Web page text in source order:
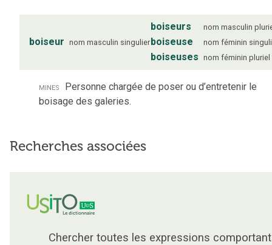
boiseur nom masculin singulier
boiseurs nom masculin
boiseuse nom féminin
boiseuses nom féminin pluriel
mines Personne chargée de poser ou d’entretenir le
boisage des galeries.
Recherches associées
Chercher toutes les expressions